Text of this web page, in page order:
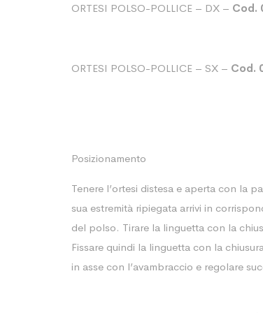
ORTESI POLSO-POLLICE – DX – Cod.
ORTESI POLSO-POLLICE – SX – Cod.
Posizionamento
Tenere l’ortesi distesa e aperta con la
sua estremità ripiegata arrivi in
del polso. Tirare la linguetta con la
Fissare quindi la linguetta con la
in asse con l’avambraccio e regolare